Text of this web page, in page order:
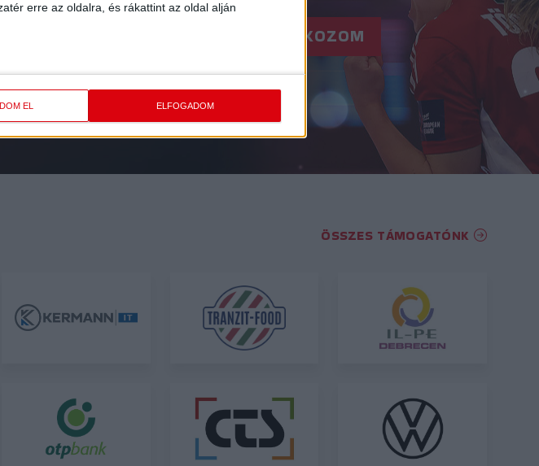
erre az oldalra, és rákattint az oldal alján
EL ELFOGADOM
FELIRATKOZOM
ÖSSZES TÁMOGATÓNK